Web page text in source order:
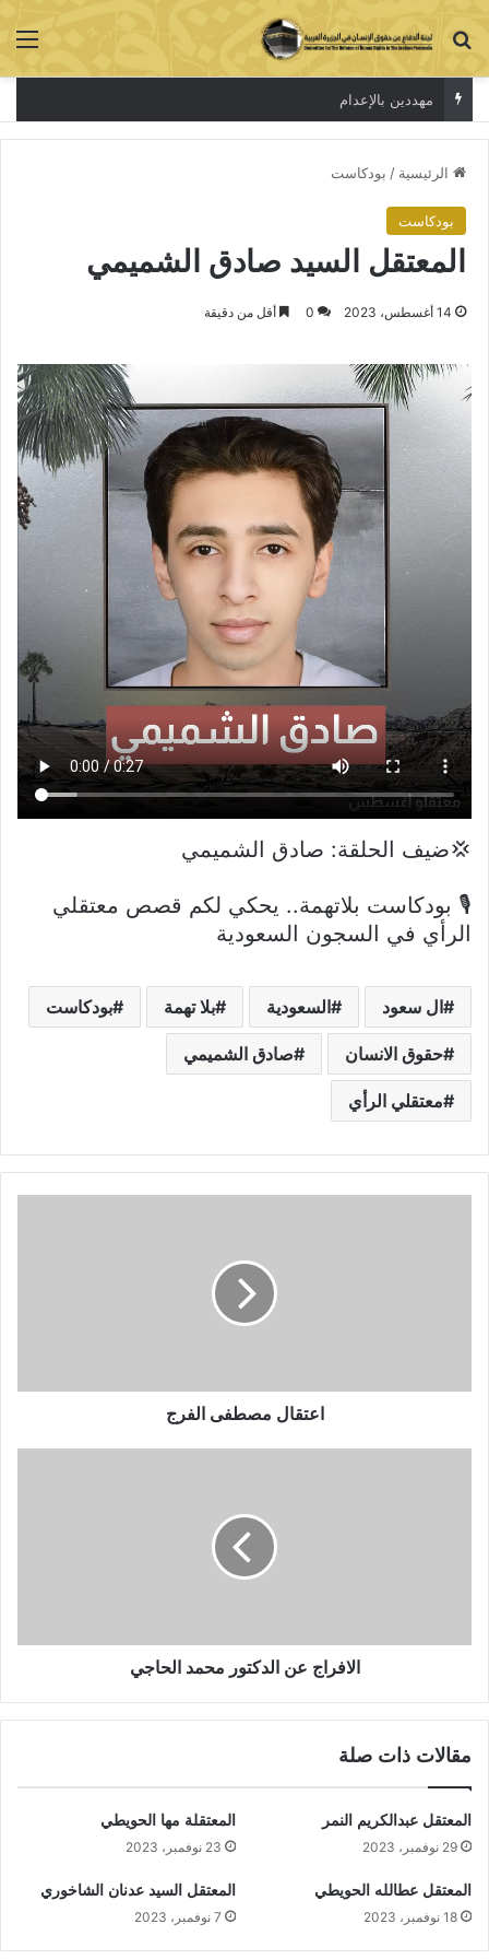
بحث عن
مهددين بالإعدام
الرئيسية / بودكاست
بودكاست
المعتقل السيد صادق الشميمي
14 أغسطس، 2023 0 أقل من دقيقة
💢ضيف الحلقة: صادق الشميمي
🎙 بودكاست بلاتهمة.. يحكي لكم قصص معتقلي
الرأي في السجون السعودية
ال سعود السعودية بلا تهمة بودكاست
حقوق الانسان صادق الشميمي
معتقلي الرأي
اعتقال مصطفى الفرج
الافراج عن الدكتور محمد الحاجي
مقالات ذات صلة
المعتقل عبدالكريم النمر
29 نوفمبر، 2023
المعتقلة مها الحويطي
23 نوفمبر، 2023
المعتقل عطالله الحويطي
18 نوفمبر، 2023
المعتقل السيد عدنان الشاخوري
7 نوفمبر، 2023